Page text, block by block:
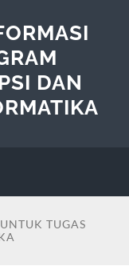
DAN
TUGAS